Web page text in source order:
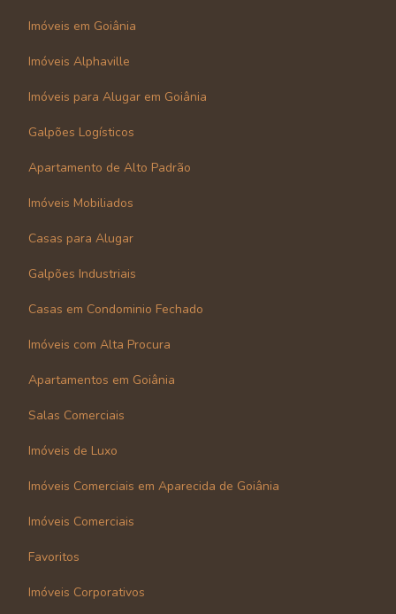
Imóveis em Goiânia
Imóveis Alphaville
Imóveis para Alugar em Goiânia
Galpões Logísticos
Apartamento de Alto Padrão
Imóveis Mobiliados
Casas para Alugar
Galpões Industriais
Casas em Condominio Fechado
Imóveis com Alta Procura
Apartamentos em Goiânia
Salas Comerciais
Imóveis de Luxo
Imóveis Comerciais em Aparecida de Goiânia
Imóveis Comerciais
Favoritos
Imóveis Corporativos